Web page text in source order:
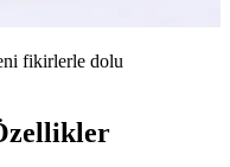
fikirlerle dolu